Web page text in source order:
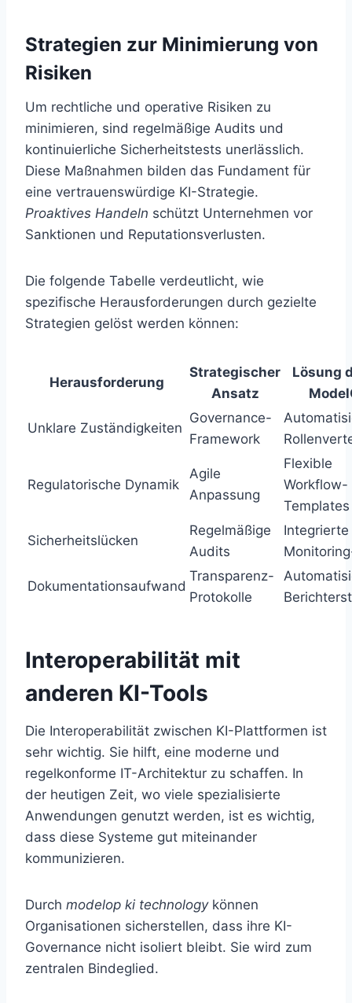
Strategien zur Minimierung von
Risiken
Um rechtliche und operative Risiken zu
minimieren, sind regelmäßige Audits und
kontinuierliche Sicherheitstests unerlässlich.
Diese Maßnahmen bilden das Fundament für
eine vertrauenswürdige KI-Strategie.
Proaktives Handeln schützt Unternehmen vor
Sanktionen und Reputationsverlusten.
Die folgende Tabelle verdeutlicht, wie
spezifische Herausforderungen durch gezielte
Strategien gelöst werden können:
Herausforderung
Strategischer
Ansatz
Lösung
Unklare Zuständigkeiten
Governance-
Framework
Regulatorische Dynamik
Agile
Anpassung
Flexible
Workflow-
Templates
Sicherheitslücken
Regelmäßige
Audits
Integrierte
Dokumentationsaufwand
Transparenz-
Protokolle
Interoperabilität mit
anderen KI-Tools
Die Interoperabilität zwischen KI-Plattformen ist
sehr wichtig. Sie hilft, eine moderne und
regelkonforme IT-Architektur zu schaffen. In
der heutigen Zeit, wo viele spezialisierte
Anwendungen genutzt werden, ist es wichtig,
dass diese Systeme gut miteinander
kommunizieren.
Durch modelop ki technologykönnen
Organisationen sicherstellen, dass ihre KI-
Governance nicht isoliert bleibt. Sie wird zum
zentralen Bindeglied.